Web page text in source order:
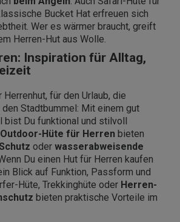
Bucket Hat erfreuen sich
Wer es wärmer braucht, greift
Herren-Hut aus Wolle.
Inspiration für Alltag,
für den Urlaub, die
Stadtbummel: Mit einem gut
bist Du funktional und stilvoll
Outdoor-Hüte für Herren bieten
oder wasserabweisende
Wenn Du einen Hut für Herren kaufen
Blick auf Funktion, Passform und
Hüte, Trekkinghüte oder Herren-
bieten praktische Vorteile im